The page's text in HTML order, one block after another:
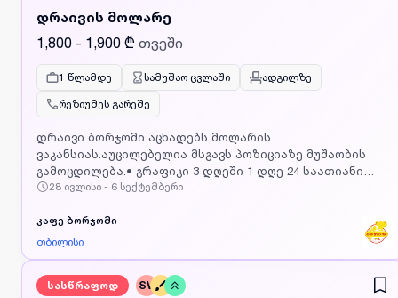
მოცემულ ელექტრონულ ფოსტაზე reservation@cronpalace.ge,
ან დაგვიკავშირდით მოცემულ ნომერზე.
დრაივის მოლარე
1,800 - 1,900 ₾ თვეში
1 წლამდე სამუშაო ცვლაში
ადგილზე
რეზიუმეს გარეშე
დრაივი ბორჯომი აცხადებს მოლარის
ვაკანსიას.აუცილებელია მსგავს პოზიციაზე მუშაობის
გამოცდილება.• გრაფიკი 3 დღეში 1 დღე 24 საათიანი
გრაფიკი• ანაზღაურება 160 ლარი 24 საათში• ხელფასი
გაიცემა თვეში ორჯერ, საბანკო
ანგარიშზე;დაინტერესებული პირები დაგვიკავშირდით
მითითებულ ნომერზე ან გამოაგზავნეთ CV
აუცილებელია მიუთითოთ რომელ ვაკანსიაზე აგზავნით
CV_ს
28 ივლისი - 6 სექტემბერი
კაფე ბორჯომი
თბილისი
სასწრაფოდ SV